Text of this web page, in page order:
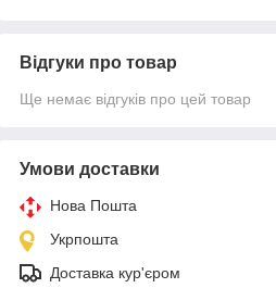
Відгуки про товар
Ще немає відгуків про цей товар
Умови доставки
Нова Пошта
Укрпошта
Доставка кур'єром